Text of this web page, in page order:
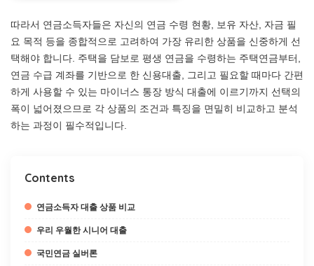
따라서 연금소득자들은 자신의 연금 수령 현황, 보유 자산, 자금 필
요 목적 등을 종합적으로 고려하여 가장 유리한 상품을 신중하게 선
택해야 합니다. 주택을 담보로 평생 연금을 수령하는 주택연금부터,
연금 수급 계좌를 기반으로 한 신용대출, 그리고 필요할 때마다 간편
하게 사용할 수 있는 마이너스 통장 방식 대출에 이르기까지 선택의
폭이 넓어졌으므로 각 상품의 조건과 특징을 면밀히 비교하고 분석
하는 과정이 필수적입니다.
Contents
연금소득자 대출 상품 비교
우리 우월한 시니어 대출
국민연금 실버론